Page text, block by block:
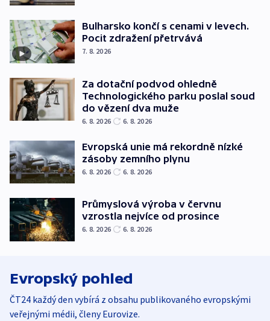
Bulharsko končí s cenami v levech.
Pocit zdražení přetrvává
7. 8. 2026
Za dotační podvod ohledně
Technologického parku poslal soud
do vězení dva muže
6. 8. 2026 6. 8. 2026
Evropská unie má rekordně nízké
zásoby zemního plynu
6. 8. 2026 6. 8. 2026
Průmyslová výroba v červnu
vzrostla nejvíce od prosince
6. 8. 2026 6. 8. 2026
Evropský pohled
ČT24 každý den vybírá z obsahu publikovaného evropskými
veřejnými médii, členy Eurovize.